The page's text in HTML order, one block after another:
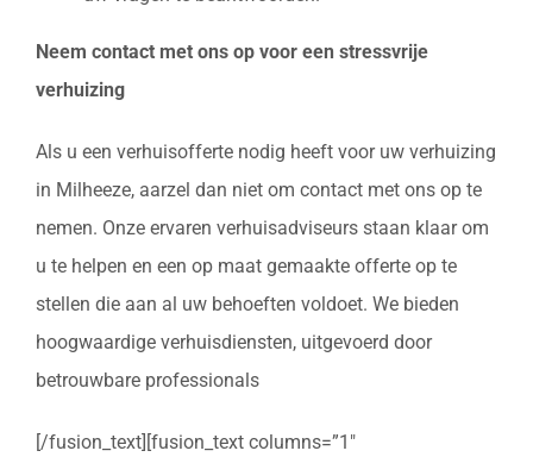
Neem contact met ons op voor een stressvrije
verhuizing
Als u een verhuisofferte nodig heeft voor uw verhuizing
in Milheeze, aarzel dan niet om contact met ons op te
nemen. Onze ervaren verhuisadviseurs staan klaar om
u te helpen en een op maat gemaakte offerte op te
stellen die aan al uw behoeften voldoet. We bieden
hoogwaardige verhuisdiensten, uitgevoerd door
betrouwbare professionals
[/fusion_text][fusion_text columns=”1″